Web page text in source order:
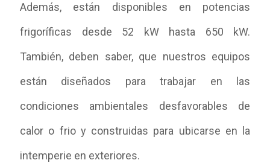
Además, están disponibles en potencias
frigoríficas desde 52 kW hasta 650 kW.
También, deben saber, que nuestros equipos
están diseñados para trabajar en las
condiciones ambientales desfavorables de
calor o frio y construidas para ubicarse en la
intemperie en exteriores.